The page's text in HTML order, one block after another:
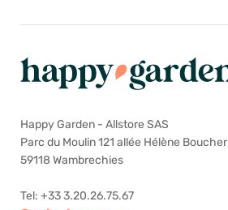
Happy Garden - Allstore SAS
Parc du Moulin 121 allée Hélène Boucher
59118 Wambrechies
Tel: +33 3.20.26.75.67